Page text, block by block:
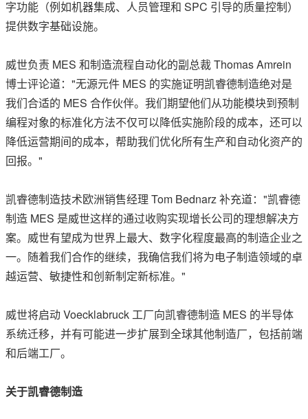
字功能（例如机器集成、人员管理和 SPC 引导的质量控制）
提供数字基础设施。
威世负责 MES 和制造流程自动化的副总裁 Thomas Amrein
博士评论道："无源元件 MES 的实施证明凯睿德制造绝对是
我们合适的 MES 合作伙伴。我们期望他们从功能模块到预制
编程对象的标准化方法不仅可以降低实施阶段的成本，还可以
降低运营期间的成本，帮助我们优化所有生产和自动化资产的
回报。"
凯睿德制造技术欧洲销售经理 Tom Bednarz 补充道："凯睿德
制造 MES 是威世这样的通过收购实现增长公司的理想解决方
案。威世有望成为世界上最大、数字化程度最高的制造企业之
一。随着我们合作的继续，我确信我们将为电子制造领域的卓
越运营、敏捷性和创新制定新标准。"
威世将启动 Voecklabruck 工厂向凯睿德制造 MES 的半导体
系统迁移，并有可能进一步扩展到全球其他制造厂，包括前端
和后端工厂。
关于凯睿德制造